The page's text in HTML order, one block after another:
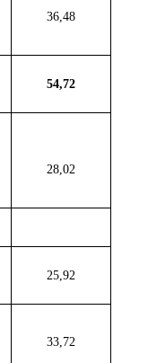
36,48
54,72
28,02
25,92
33,72